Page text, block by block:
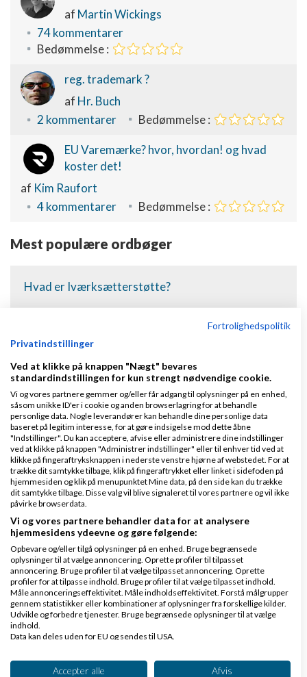
af Martin Wickings
74 kommentarer
Bedømmelse :
reg. trademark ?
af Hr. Buch
2 kommentarer
Bedømmelse :
EU Varemærke? hvor, hvordan! og hvad
koster det!
af Kim Raufort
4 kommentarer
Bedømmelse :
Mest populære ordbøger
Hvad er Iværksætterstøtte?
Hvad er en markedsanalyse
Hvad er disruption
Hvad er et lagerhotel?
Hvad er en NDA?
Indlæs flere artikler +
Kategori oversigt
E-HANDEL & ONLINE MARKETING +
MARKETING & SALG +
Fortrolighedspolitik
Privatindstillinger
Ved at klikke på knappen "Nægt" bevares
standardindstillingen for kun strengt nødvendige cookie.
Vi og vores partnere gemmer og/eller får adgang til oplysninger på en enhed,
såsom unikke ID'er i cookie og anden browserlagring for at behandle
personlige data. Nogle leverandører kan behandle dine personlige data
baseret på legitim interesse, for at gøre indsigelse mod dette åbne
"Indstillinger". Du kan acceptere, afvise eller administrere dine indstillinger
ved at klikke på knappen "Administrer indstillinger" eller til enhver tid ved at
klikke på fingeraftryksknappen i nederste venstre hjørne af webstedet. For at
trække dit samtykke tilbage, klik på fingeraftrykket eller linket i sidefoden på
hjemmesiden og klik på menupunktet Mine data, på den side kan du trække
dit samtykke tilbage. Disse valg vil blive signaleret til vores partnere og vil ikke
påvirke browserdata.
Vi og vores partnere behandler data for at analysere
hjemmesidens ydeevne og gøre følgende:
Opbevare og/eller tilgå oplysninger på en enhed. Bruge begrænsede
oplysninger til at vælge annoncering. Oprette profiler til tilpasset
annoncering. Bruge profiler til at vælge tilpasset annoncering. Oprette
profiler for at tilpasse indhold. Bruge profiler til at vælge tilpasset indhold.
Måle annonceringseffektivitet. Måle indholdseffektivitet. Forstå målgrupper
gennem statistikker eller kombinationer af oplysninger fra forskellige kilder.
Udvikle og forbedre tjenester. Bruge begrænsede oplysninger til at vælge
indhold.
Data kan deles uden for EU og sendes til USA.
Se partnerliste (2 IAB-leverandører)
Accepter alle Afvis